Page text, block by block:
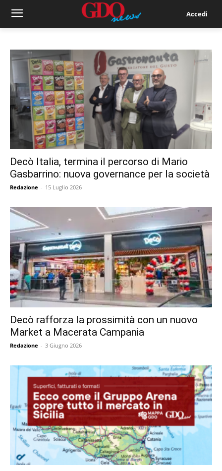
Accedi
Decò Italia, termina il percorso di Mario
Gasbarrino: nuova governance per la società
Redazione - 15 Luglio 2026
Decò rafforza la prossimità con un nuovo
Market a Macerata Campania
Redazione - 3 Giugno 2026